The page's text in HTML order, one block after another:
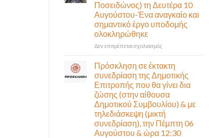
Ποσειδώνος) τη Δευτέρα 10
Αυγούστου-Ένα αναγκαίο και
σημαντικό έργο υποδομής
ολοκληρώθηκε
Δεν επιτρέπεται σχολιασμόςστο
κυκλοφορία
η
Παλαιά
Παραλιακή
(Λ.
Ποσειδώνος)
τη
Δευτέρα
Πρόσκληση σε έκτακτη
συνεδρίαση της Δημοτικής
Επιτροπής που θα γίνει δια
ζώσης (στην αίθουσα
Δημοτικού Συμβουλίου) & με
τηλεδιάσκεψη (μικτή
συνεδρίαση), την Πέμπτη 06
Αυγούστου & ώρα 12:30